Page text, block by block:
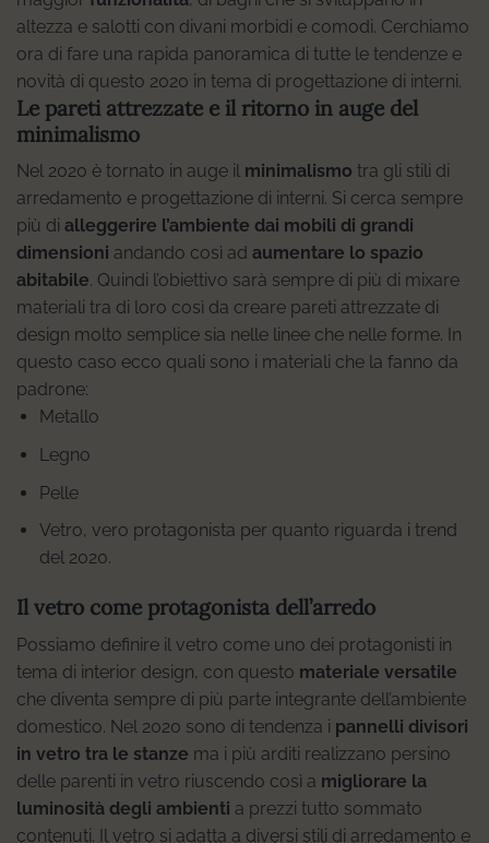
altezza e salotti con divani morbidi e comodi. Cerchiamo
ora di fare una rapida panoramica di tutte le tendenze e
novità di questo 2020 in tema di progettazione di interni.
Le pareti attrezzate e il ritorno in auge del
minimalismo
Nel 2020 è tornato in auge il minimalismo tra gli stili di
arredamento e progettazione di interni. Si cerca sempre
più di alleggerire l’ambiente dai mobili di grandi
dimensioni andando così ad aumentare lo spazio
abitabile. Quindi l’obiettivo sarà sempre di più di mixare
materiali tra di loro così da creare pareti attrezzate di
design molto semplice sia nelle linee che nelle forme. In
questo caso ecco quali sono i materiali che la fanno da
padrone:
Metallo
Legno
Pelle
Vetro, vero protagonista per quanto riguarda i trend
del 2020.
Il vetro come protagonista dell’arredo
Possiamo definire il vetro come uno dei protagonisti in
tema di interior design, con questo materiale versatile
che diventa sempre di più parte integrante dell’ambiente
domestico. Nel 2020 sono di tendenza i pannelli divisori
in vetro tra le stanze ma i più arditi realizzano persino
delle parenti in vetro riuscendo così a migliorare la
luminosità degli ambienti a prezzi tutto sommato
contenuti. Il vetro si adatta a diversi stili di arredamento e